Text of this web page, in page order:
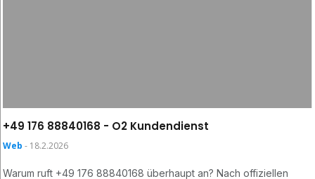
+49 176 88840168 - O2 Kundendienst
Web - 18.2.2026
Warum ruft +49 176 88840168 überhaupt an? Nach offiziellen